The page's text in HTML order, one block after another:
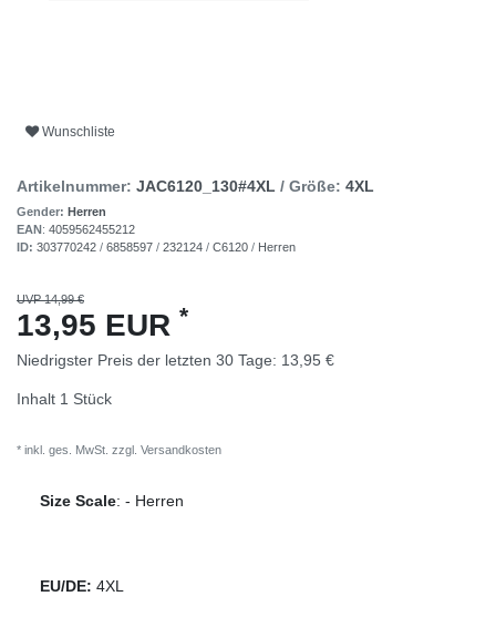
Wunschliste
Artikelnummer: JAC6120_130#4XL / Größe: 4XL
Gender: Herren
EAN: 4059562455212
ID: 303770242 / 6858597 / 232124 / C6120 / Herren
UVP 14,99 €
13,95 EUR *
Niedrigster Preis der letzten 30 Tage: 13,95 €
Inhalt 1 Stück
* inkl. ges. MwSt. zzgl. Versandkosten
Size Scale: - Herren
EU/DE: 4XL